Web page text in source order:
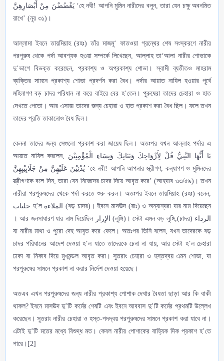
يَغْضُضْنَ مِنْ أَبْصَارِهِنَّ‘হে নবী! আপনি মুমিন নারীদের বলুন, তারা যেন চক্ষু অবনমিত
রাখে’ (নূর ৩১)।
আল্লামা ইবনে তায়মিয়াহ (রহঃ) তাঁর মাজমূ‘ ফাতওয়া গ্রন্থের শেষ সংস্করণে নারীর
পরপুরুষ থেকে পর্দা আবশ্যক হওয়া সম্পর্কে লিখেছেন, আল্লাহ তা‘আলা নারীর শোভাকে
দু’ভাগে বিভক্ত করেছেন, প্রকাশ্য ও অপ্রকাশ্য শোভা। স্বামী ব্যতীতও মাহরাম
ব্যক্তির সামনে প্রকাশ্য শোভা প্রদর্শন করা বৈধ। পর্দার আয়াত নাযিল হওয়ার পূর্বে
মহিলাগণ বড় চাদর পরিধান না করে বাইরে বের হ’তেন। পুরুষেরা তাদের চেহারা ও হাত
দেখতে পেতো। আর এসময় তাদের জন্য চেহারা ও হাত প্রকাশ করা বৈধ ছিল। ফলে তখন
তাদের প্রতি তাকানোও বৈধ ছিল।
কেননা তাদের জন্য সেগুলো প্রকাশ করা জায়েয ছিল। অতঃপর যখন আল্লাহ পর্দার এ
আয়াত নাযিল করলেন, يَا أَيُّهَا النَّبِيُّ قُلْ لِأَزْوَاجِكَ وَبَنَاتِكَ وَنِسَاءِ الْمُؤْمِنِيْنَ
يُدْنِيْنَ عَلَيْهِنَّ مِنْ جَلَابِيْبِهِنَّ‘হে নবী! আপনি আপনার স্ত্রীগণ, কন্যাগণ ও মুমিনদের
স্ত্রীগণকে বলে দিন, তারা যেন নিজেদের চাদর দিয়ে আবৃত করে’ (আহযাব ৩৩/৫৯)। তখন
নারীরা পরপুরুষদের থেকে পর্দা করতে শুরু করল। অতঃপর ইবনে তায়মিয়াহ (রহঃ) বলেন,
جلباب হ’ল الملاءة
(বড় চাদর)। ইবনে মাসঊদ (রাঃ) ও অন্যান্যরা যার নাম দিয়েছেন
الرداء (চাদর)। আর জনসাধারণ যার নাম দিয়েছিল
الإزار (লুঙ্গি)। সেটা এমন বড় লুঙ্গি,
যা নারীর মাথা ও পুরো দেহ আবৃত করে ফেলে। অতঃপর তিনি বলেন, যখন তাদেরকে বড়
চাদর পরিধানের আদেশ দেওয়া হ’ল যাতে তাদেরকে চেনা না যায়, আর সেটা হ’ল চেহারা
ঢাকা বা নিকাব দিয়ে মুখমন্ডল আবৃত করা। সুতরাং চেহারা ও হস্তদ্বয় এমন শোভা, যা
পরপুরুষের সামনে প্রকাশ না করার নির্দেশ দেওয়া হয়েছে।
অতএব এখন পরপুরুষদের জন্য নারীর প্রকাশ্য পোশাক দেখার বৈধতা ছাড়া আর কি বাকী
থাকল? ইবনে মাসঊদ দু’টি কর্মের শেষটি এবং ইবনে আববাস দু’টি কর্মের প্রথমটি উল্লেখ
করেছেন। সুতরাং নারীর চেহারা ও হস্ত-পদদ্বয় পরপুরুষদের সামনে প্রকাশ করা যাবে না।
এটাই দু’টি মতের মধ্যে বিশুদ্ধ মত। কেবল নারীর পোশাকের বাহ্যিক দিক প্রকাশ হ’তে
পারে।[2]